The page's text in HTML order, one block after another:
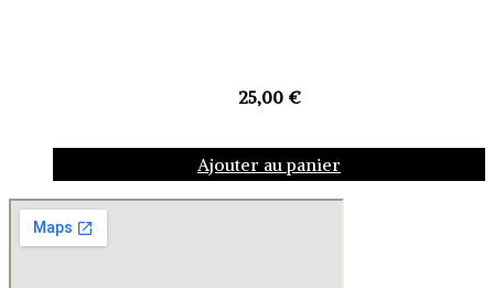
25,00 €
Ajouter au panier